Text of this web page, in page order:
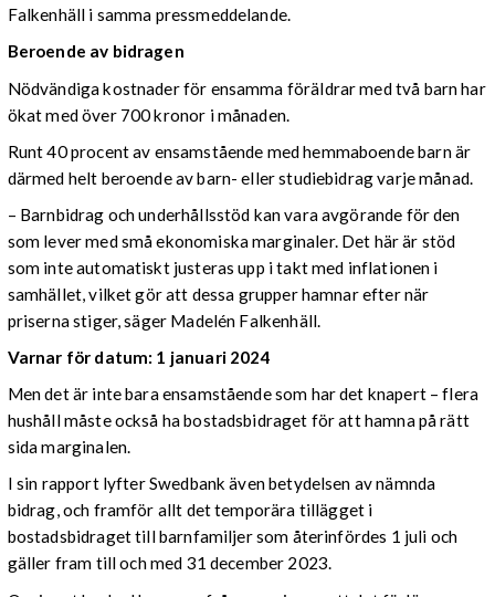
Falkenhäll i samma pressmeddelande.
Beroende av bidragen
Nödvändiga kostnader för ensamma föräldrar med två barn har
ökat med över 700 kronor i månaden.
Runt 40 procent av ensamstående med hemmaboende barn är
därmed helt beroende av barn- eller studiebidrag varje månad.
– Barnbidrag och underhållsstöd kan vara avgörande för den
som lever med små ekonomiska marginaler. Det här är stöd
som inte automatiskt justeras upp i takt med inflationen i
samhället, vilket gör att dessa grupper hamnar efter när
priserna stiger, säger Madelén Falkenhäll.
Varnar för datum: 1 januari 2024
Men det är inte bara ensamstående som har det knapert – flera
hushåll måste också ha bostadsbidraget för att hamna på rätt
sida marginalen.
I sin rapport lyfter Swedbank även betydelsen av nämnda
bidrag, och framför allt det temporära tillägget i
bostadsbidraget till barnfamiljer som återinfördes 1 juli och
gäller fram till och med 31 december 2023.